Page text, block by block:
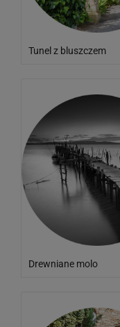
Tunel z bluszczem
Drewniane molo